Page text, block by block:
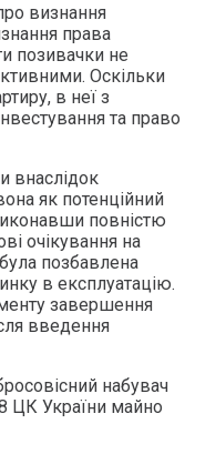
визнання
права
позивачки не
Оскільки
в неї з
та право
внаслідок
як потенційний
повністю
очікування на
позбавлена
в експлуатацію.
завершення
введення
набувач
ЦК України майно